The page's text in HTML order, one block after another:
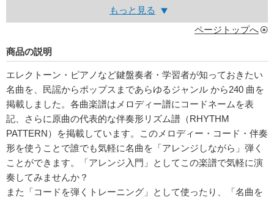
もっと見る
ページトップへ
商品の説明
エレクトーン・ピアノなど鍵盤奏者・学習者が知っておきたい
名曲を、民謡からポップスまであらゆるジャンル から240 曲を
掲載しました。各曲楽譜はメロディー譜にコードネームを表
記、さらに原曲の代表的な伴奏形リズム譜（RHYTHM
PATTERN）を掲載しています。このメロディー・コード・伴奏
形を使うことで誰でも気軽に名曲を「アレンジしながら」弾く
ことができます。「アレンジ入門」としてこの楽譜で気軽に演
奏してみませんか？
また「コードを弾くトレーニング」として使ったり、「名曲を